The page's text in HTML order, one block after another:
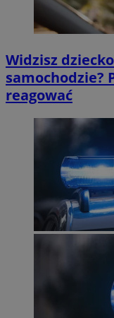
Widzisz
samochodzie?
reagować